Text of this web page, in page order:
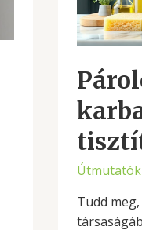
Útmutatók
Tudd